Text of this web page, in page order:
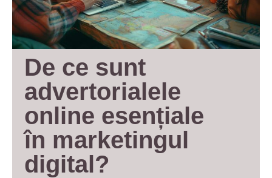
De ce sunt
advertorialele
online esențiale
în marketingul
digital?